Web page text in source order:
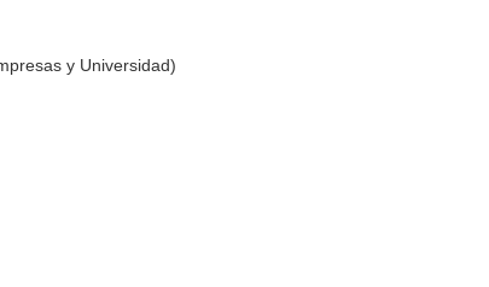
y Universidad)